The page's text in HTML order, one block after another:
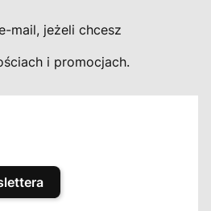
mail, jeżeli chcesz
i promocjach.